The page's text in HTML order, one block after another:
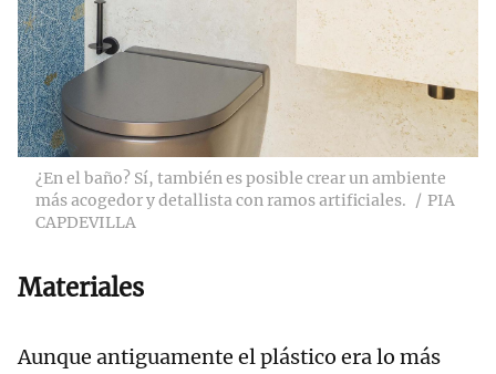
¿En el baño? Sí, también es posible crear un ambiente
más acogedor y detallista con ramos artificiales.
PIA
CAPDEVILLA
Materiales
Aunque antiguamente el plástico era lo más